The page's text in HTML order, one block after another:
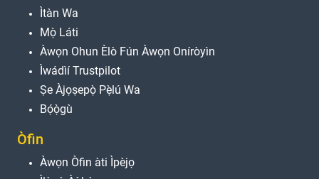
Ìtàn Wa
Mọ̀ Láti
Àwọn Ohun Èlò Fún Àwọn Oníròyìn
Ìwádìí Trustpilot
Ṣe Àjọṣepọ̀ Pẹ̀lú Wa
Bọ́ọ̀gù
Òfin
Àwọn Òfin àti Ìpèjọ